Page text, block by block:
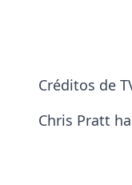
Créditos de
Chris Pratt